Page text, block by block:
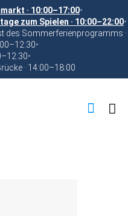
· 10:00–17:00•
zum Spielen · 10:00–22:00•
des Sommerferienprogramms
•
•
· 14:00–18:00